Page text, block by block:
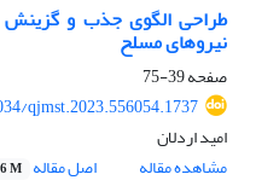
طراحی الگوی جذب و گزینش
نیروهای مسلح
صفحه39-75
qjmst.2023.556054.1737
امید اردلان
مشاهده مقاله
اصل مقاله M